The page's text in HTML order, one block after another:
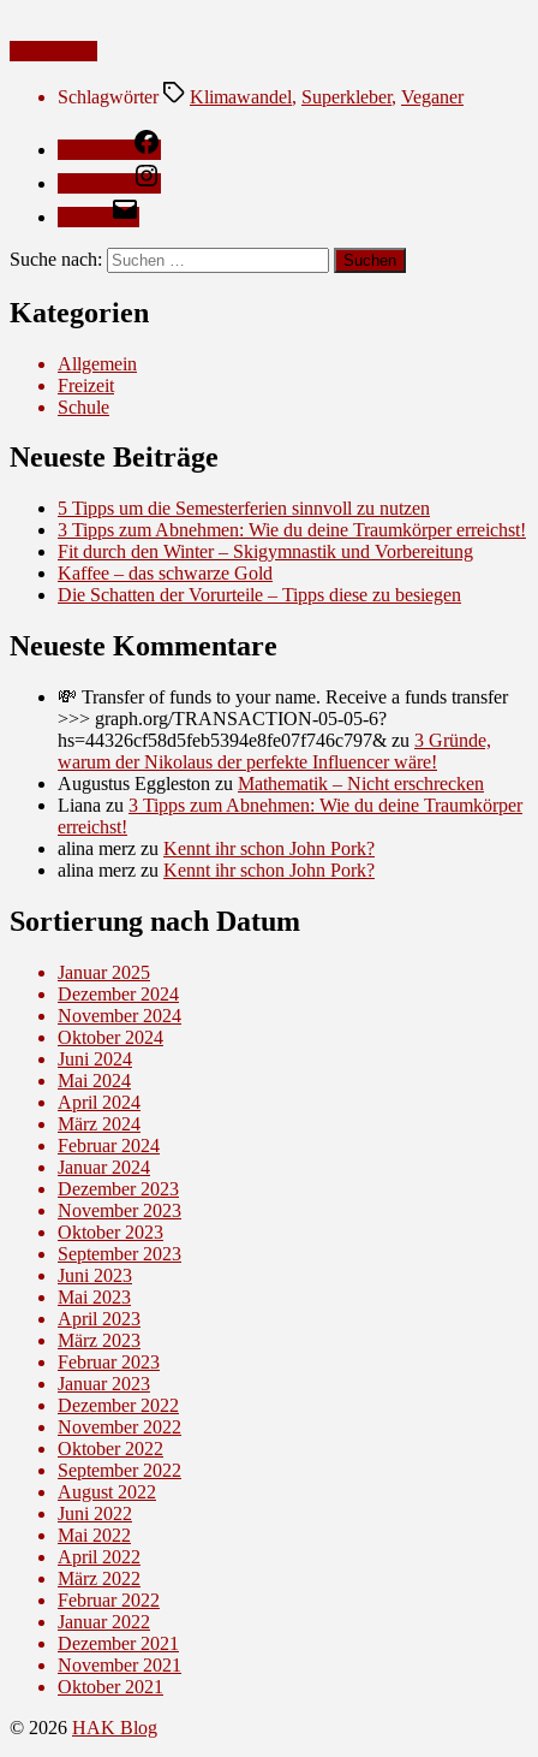
Schlagwörter Klimawandel, Superkleber, Veganer
Suche nach:
Kategorien
Allgemein
Freizeit
Schule
Neueste Beiträge
5 Tipps um die Semesterferien sinnvoll zu nutzen
3 Tipps zum Abnehmen: Wie du deine Traumkörper erreichst!
Fit durch den Winter – Skigymnastik und Vorbereitung
Kaffee – das schwarze Gold
Die Schatten der Vorurteile – Tipps diese zu besiegen
Neueste Kommentare
💸 Transfer of funds to your name. Receive a funds transfer
>>> graph.org/TRANSACTION-05-05-6?
hs=44326cf58d5feb5394e8fe07f746c797& zu 3 Gründe,
warum der Nikolaus der perfekte Influencer wäre!
Augustus Eggleston zu Mathematik – Nicht erschrecken
Liana zu 3 Tipps zum Abnehmen: Wie du deine Traumkörper
erreichst!
alina merz zu Kennt ihr schon John Pork?
alina merz zu Kennt ihr schon John Pork?
Sortierung nach Datum
Januar 2025
Dezember 2024
November 2024
Oktober 2024
Juni 2024
Mai 2024
April 2024
März 2024
Februar 2024
Januar 2024
Dezember 2023
November 2023
Oktober 2023
September 2023
Juni 2023
Mai 2023
April 2023
März 2023
Februar 2023
Januar 2023
Dezember 2022
November 2022
Oktober 2022
September 2022
August 2022
Juni 2022
Mai 2022
April 2022
März 2022
Februar 2022
Januar 2022
Dezember 2021
November 2021
Oktober 2021
© 2026 HAK Blog